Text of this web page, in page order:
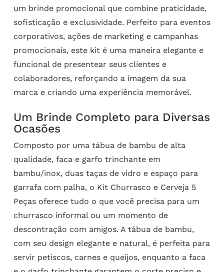
um brinde promocional que combine praticidade,
sofisticação e exclusividade. Perfeito para eventos
corporativos, ações de marketing e campanhas
promocionais, este kit é uma maneira elegante e
funcional de presentear seus clientes e
colaboradores, reforçando a imagem da sua
marca e criando uma experiência memorável.
Um Brinde Completo para Diversas
Ocasões
Composto por uma tábua de bambu de alta
qualidade, faca e garfo trinchante em
bambu/inox, duas taças de vidro e espaço para
garrafa com palha, o Kit Churrasco e Cerveja 5
Peças oferece tudo o que você precisa para um
churrasco informal ou um momento de
descontração com amigos. A tábua de bambu,
com seu design elegante e natural, é perfeita para
servir petiscos, carnes e queijos, enquanto a faca